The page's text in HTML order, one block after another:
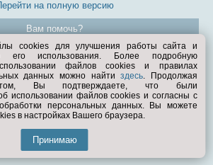
на полную версию
Вам помочь?
© Exist.ru 1998—2026
cookies для улучшения работы сайта и
его использования. Более подробную
файлов cookies и правилах
данных можно найтиздесь. Продолжая
Вы подтверждаете, что были
использовании файлов cookies и согласны с
персональных данных. Вы можете
в настройках Вашего браузера.
Принимаю